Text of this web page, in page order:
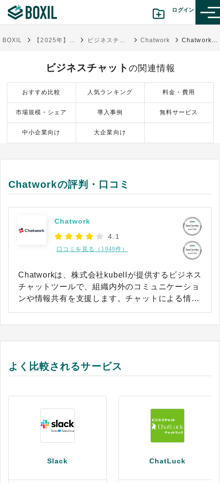
ログイン
診断から探す(β版)
記事から探す
BOXILの使い方ガイド
BOXIL 【2025年】ビジネスチャット比較11選！おすすめツール・選び方 ビジネスチャット Chatwork Chatworkの評判・口コミ
ビジネスチャット の関連情報
おすすめ比較 人気ランキング 料金・費用
市場規模・シェア 導入事例 無料サービス
中小企業向け 大企業向け
Chatworkの評判・口コミ
Chatwork
4.1
口コミを見る（1949件）
Chatworkは、株式会社kubellが提供するビジネス
チャットツールで、組織内外のコミュニケーショ
ンや情報共有を支援します。チャットによる情報
が可能です。さらに、チャット機能に加えてタス
情報共有が求められる多様な業種において、企業
のペーパーレス化と組織力強化を力強く牽引し続
年7月4日閲覧）
よく比較されるサービス
Slack ChatLuck